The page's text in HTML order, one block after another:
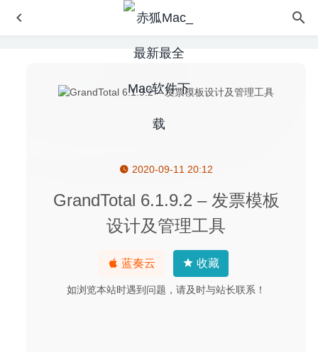
2020-09-11 20:12
GrandTotal 6.1.9.2 – 发票模板
设计及管理工具
蓝奏云 收藏
如浏览本站时遇到问题，请及时与站长联系！
Macsome iTunes Converter 2.5.3 – DRM移除和音乐转换
QuickLinks 3.5 – 键盘自定义快捷键打开方式工具 2026-05-
iCollections 6.3.2 (63204) – 桌面图标整理神器
X Djing 2.3.2 中文版 – DJ音乐制作软件 2026-04-13
Dark Reader for Safari 1.3.3 for Mac- 打开夜间模式的浏览